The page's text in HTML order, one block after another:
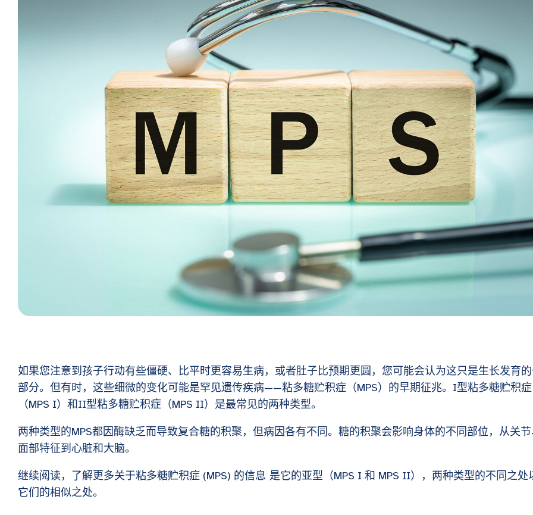
如果您注意到孩子行动有些僵硬、比平时更容易生病，或者肚子比预期更圆，您可能会认为这只是生长发育
部分。但有时，这些细微的变化可能是罕见遗传疾病——粘多糖贮积症（MPS）的早期征兆。I型粘多糖贮积症
（MPS I）和II型粘多糖贮积症（MPS II）是最常见的两种类型。
两种类型的MPS都因酶缺乏而导致复合糖的积聚，但病因各有不同。糖的积聚会影响身体的不同部位，从关
面部特征到心脏和大脑。
继续阅读，了解更多关于粘多糖贮积症 (MPS) 的信息 是它的亚型（MPS I 和 MPS II），两种类型的不同之处
它们的相似之处。